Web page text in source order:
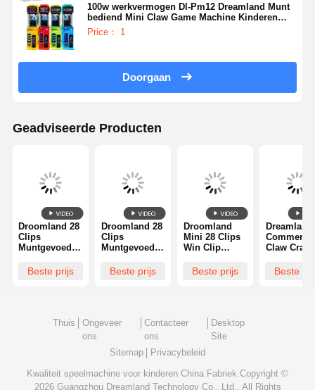
100w werkvermogen Dl-Pm12 Dreamland Munt
bediend Mini Claw Game Machine Kinderen
Speelgoed Plush Pop Machine Voor
Entertainment
Price： 1
Doorgaan
Geadviseerde Producten
Droomland 28
Clips
Muntgevoede
Machine Mini
Prijs Cadeau
Beste prijs
Droomland 28
Clips
Muntgevoede
Machine Mini
Prijs Cadeau
Beste prijs
Droomland
Mini 28 Clips
Win Clip
aat
Muntgestuurd
Beste prijs
Dreamland
Claw Crane
Verstelbare
Beste
Thuis
Ongeveer
ons
Contacteer
ons
Desktop
Site
Sitemap
Privacybeleid
Kwaliteit speelmachine voor kinderen China Fabriek.Copyright ©
2026 Guangzhou Dreamland Technology Co., Ltd.. All Rights